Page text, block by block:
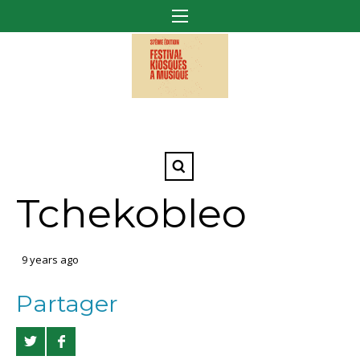
Tchekobleo
9 years ago
Partager